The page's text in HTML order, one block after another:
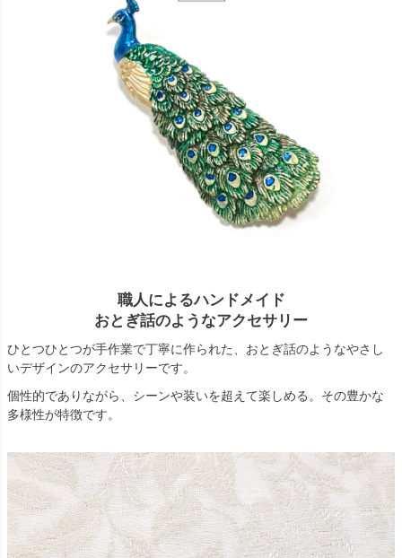
職人によるハンドメイド
おとぎ話のようなアクセサリー
ひとつひとつが手作業で丁寧に作られた、おとぎ話のようなやさし
いデザインのアクセサリーです。
個性的でありながら、シーンや装いを超えて楽しめる。その豊かな
多様性が特徴です。